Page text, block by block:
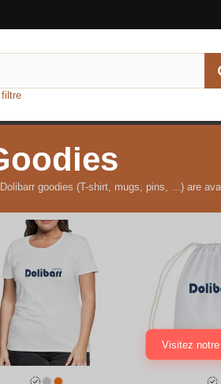
goodies (T-shirt, mugs, pins, ...) are
Visitez